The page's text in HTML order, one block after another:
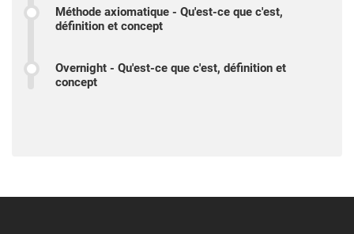
Méthode axiomatique - Qu'est-ce que c'est,
définition et concept
Overnight - Qu'est-ce que c'est, définition et
concept